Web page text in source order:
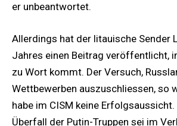
er unbeantwortet.
Allerdings hat der litauische Sender
Jahres einen Beitrag veröffentlicht,
zu Wort kommt. Der Versuch,
Wettbewerben auszuschliessen, so
habe im CISM keine Erfolgsaussicht.
Überfall der Putin-Truppen sei im